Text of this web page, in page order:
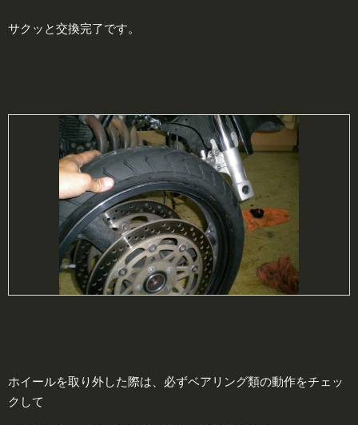
サクッと交換完了です。
ホイールを取り外した際は、必ずベアリング類の動作をチェッ
クして